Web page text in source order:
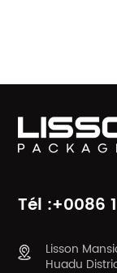
Tél :+0086
Lisson
Huadu